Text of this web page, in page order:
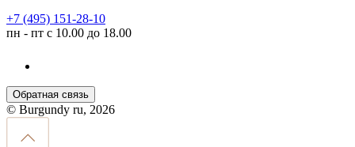
+7 (495) 151-28-10
пн - пт с 10.00 до 18.00
Обратная связь
© Burgundy ru, 2026